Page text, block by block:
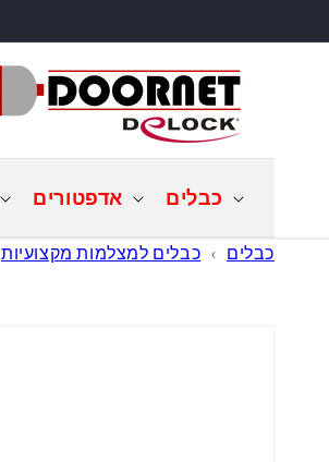
כבלים אדפטורים
כבלים › כבלים למצלמות מקצועיות